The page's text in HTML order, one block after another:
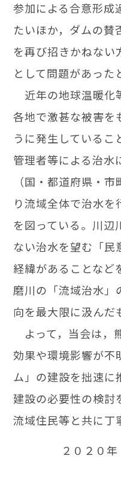
参加による合意形成
たいほか，ダムの
を再び招きかねない
として問題があった
近年の地球温暖化
各地で激甚な被害を
うに発生しているこ
管理者等による治水
（国・都道府県・
り流域全体で治水
を図っている。川辺
ない治水を望む「民
経緯があることなど
磨川の「流域治水」
向を最大限に汲んだ
よって，当会は，
効果や環境影響が不
ム」の建設を拙速に
建設の必要性の検討
流域住民等と共に丁
２０２０